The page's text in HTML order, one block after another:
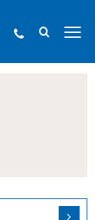
Flüssigklebstoffe